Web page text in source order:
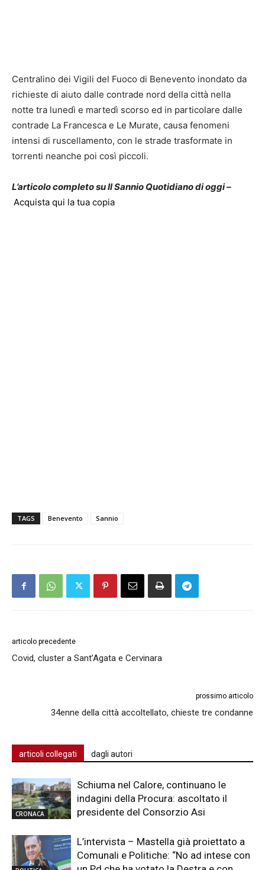
Centralino dei Vigili del Fuoco di Benevento inondato da
richieste di aiuto dalle contrade nord della città nella
notte tra lunedì e martedì scorso ed in particolare dalle
contrade La Francesca e Le Murate, causa fenomeni
intensi di ruscellamento, con le strade trasformate in
torrenti neanche poi così piccoli.
L’articolo completo su Il Sannio Quotidiano di oggi –
Acquista qui la tua copia
TAGS Benevento Sannio
articolo precedente
Covid, cluster a Sant’Agata e Cervinara
prossimo articolo
34enne della città accoltellato, chieste tre condanne
articoli collegati dagli autori
CRONACA
Schiuma nel Calore, continuano le
indagini della Procura: ascoltato il
presidente del Consorzio Asi
L’intervista – Mastella già proiettato a
Comunali e Politiche: “No ad intese con